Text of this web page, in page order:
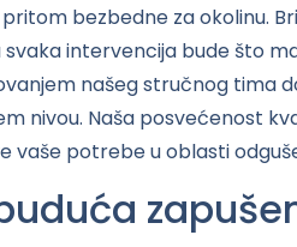
bezbedne za okolinu.
svaka intervencija bude što
našeg stručnog tima
nivou. Naša posvećenost
vaše potrebe u oblasti